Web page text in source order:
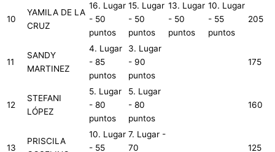
10
YAMILA DE LA
CRUZ
16. Lugar
- 50
puntos
15. Lugar
- 50
puntos
13. Lugar
- 50
puntos
10. Lugar
- 55
puntos
205
11
SANDY
MARTINEZ
4. Lugar
- 85
puntos
3. Lugar
- 90
puntos
175
12
STEFANI
LÓPEZ
5. Lugar
- 80
puntos
5. Lugar
- 80
puntos
160
13
PRISCILA
10. Lugar
- 55
7. Lugar -
70
125